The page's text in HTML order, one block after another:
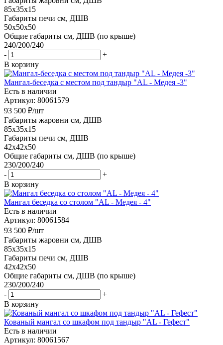
85x35x15
Габариты печи см, ДШВ
50x50x50
Общие габариты см, ДШВ (по крыше)
240/200/240
-
+
В корзину
Мангал-беседка с местом под тандыр "AL - Медея -3"
Есть в наличии
Артикул: 80061579
93 500 ₽/шт
Габариты жаровни см, ДШВ
85x35x15
Габариты печи см, ДШВ
42x42x50
Общие габариты см, ДШВ (по крыше)
230/200/240
-
+
В корзину
Мангал беседка со столом "AL - Медея - 4"
Есть в наличии
Артикул: 80061584
93 500 ₽/шт
Габариты жаровни см, ДШВ
85x35x15
Габариты печи см, ДШВ
42x42x50
Общие габариты см, ДШВ (по крыше)
230/200/240
-
+
В корзину
Кованый мангал со шкафом под тандыр "AL - Гефест"
Есть в наличии
Артикул: 80061567